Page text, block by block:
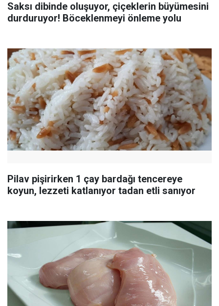
Saksı dibinde oluşuyor, çiçeklerin büyümesini
durduruyor! Böceklenmeyi önleme yolu
Pilav pişirirken 1 çay bardağı tencereye
koyun, lezzeti katlanıyor tadan etli sanıyor